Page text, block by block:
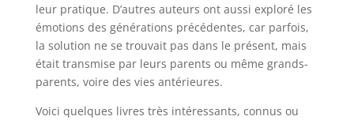
leur pratique. D’autres auteurs ont aussi exploré les
émotions des générations précédentes, car parfois,
la solution ne se trouvait pas dans le présent, mais
était transmise par leurs parents ou même grands-
parents, voire des vies antérieures.
Voici quelques livres très intéressants, connus ou